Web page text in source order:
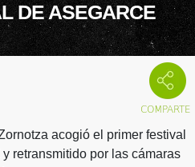
DE ASEGARCE
acogió el primer festival
retransmitido por las cámaras